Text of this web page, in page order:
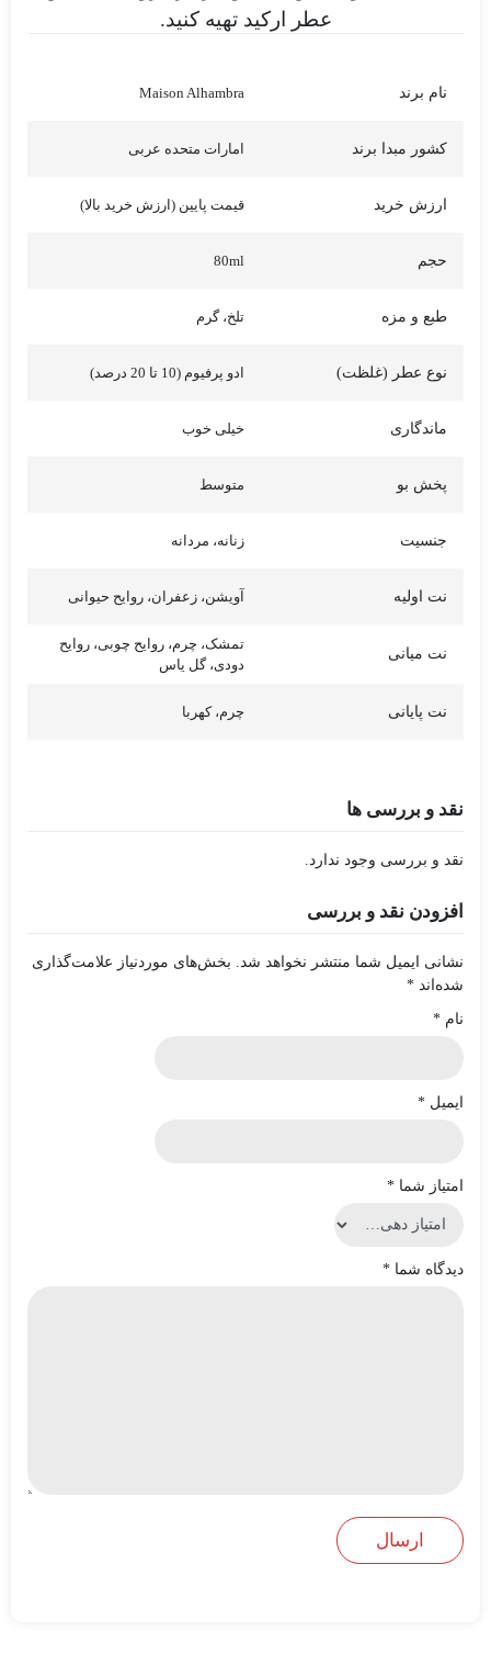
عطر ارکید تهیه کنید.
نام برند Maison Alhambra
کشور مبدا برند امارات متحده عربی
ارزش خرید قیمت پایین (ارزش خرید بالا)
حجم 80ml
طبع و مزه تلخ، گرم
نوع عطر (غلظت) ادو پرفیوم (10 تا 20 درصد)
ماندگاری خیلی خوب
پخش بو متوسط
جنسیت زنانه، مردانه
نت اولیه آویشن، زعفران، روایح حیوانی
نت میانی
تمشک، چرم، روایح چوبی، روایح
دودی، گل یاس
نت پایانی چرم، کهربا
نقد و بررسی ها
نقد و بررسی وجود ندارد.
افزودن نقد و بررسی
نشانی ایمیل شما منتشر نخواهد شد.
بخش‌های موردنیاز علامت‌گذاری
شده‌اند *
نام *
ایمیل *
امتیاز شما *
دیدگاه شما *